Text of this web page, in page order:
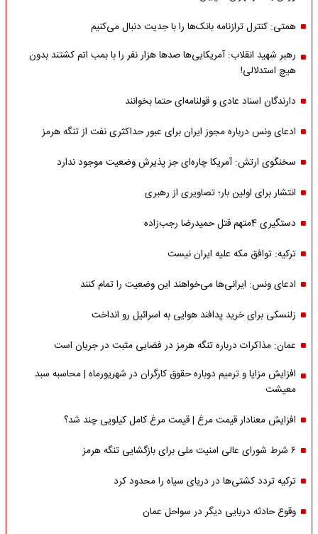
همتی: کنترل ترازنامه بانک‌ها را با جدیت دنبال می‌کنیم
رهبر شهید انقلاب: آمریکایی‌ها صدها هزار نفر را با بمب اتم کشتند بدون
هیچ استدلالی!
دارندگان اسناد عادی و قولنامه‌ای حتما بخوانند
ادعای ونس درباره مجوز ایران برای عبور حداکثری نفت از تنگه هرمز
سخنگوی ارتش: آمریکا چاره‌ای جز پذیرش وضعیت موجود ندارد
انتشار برای اولین بار؛ تصاویری از رهبری
دستگیری 4متهم قتل حمیدرضا رجب‌زاده
ترکیه: توافق مکه علیه ایران نیست
ادعای ونس: ایرانی‌ها می‌خواهند این وضعیت را تمام کنند
زلنسکی برای خرید پدافند هوایی به اسرائیل رو انداخت
عمان: مذاکرات درباره تنگه هرمز در فضایی مثبت در جریان است
افزایش مزایا و ترمیم دوباره حقوق کارگران در شهریورماه | محاسبه سبد
معیشت
افزایش معنادار قیمت مرغ | قیمت مرغ کامل کیلویی چند شد؟
۶ شرط شورای عالی امنیت ملی برای بازگشایی تنگه هرمز
ترکیه تردد کشتی‌ها در دریای سیاه را محدود کرد
وقوع حادثه دریایی دیگر در سواحل عمان